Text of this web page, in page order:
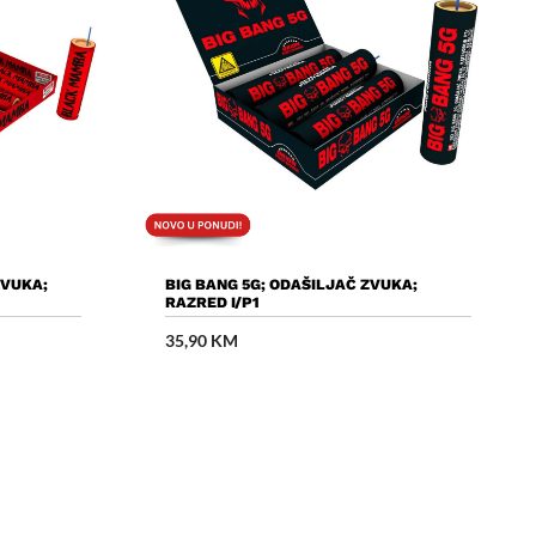
Dodaj U Košaricu
BIG BANG 5G; ODAŠILJAČ ZVUKA;
RAZRED I/P1
35,90 KM